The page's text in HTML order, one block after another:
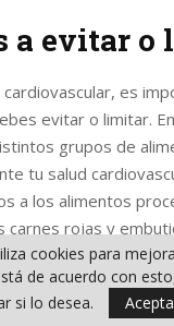
a evitar o
cardiovascular, es
evitar o limitar.
grupos de
tu salud
a los alimentos
carnes rojas y
azucaradas, así
salados.
cookies para
de acuerdo con
si lo desea.